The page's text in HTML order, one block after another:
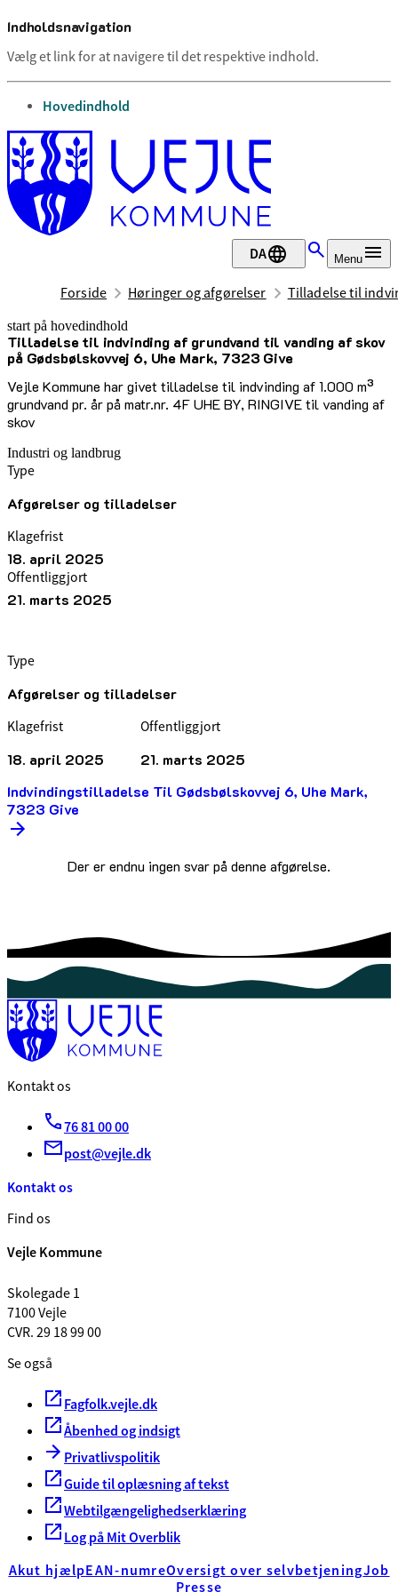
Indholdsnavigation
Vælg et link for at navigere til det respektive indhold.
gå til
Hovedindhold
DA Menu
Forside Høringer og afgørelser Tilladelse til
start på hovedindhold
Tilladelse til indvinding af grundvand til vanding af skov
på Gødsbølskovvej 6, Uhe Mark, 7323 Give
Vejle Kommune har givet tilladelse til indvinding af 1.000 m³
grundvand pr. år på matr.nr. 4F UHE BY, RINGIVE til vanding af
skov
senest opdateret 22. april 2025
Industri og landbrug
Type
Afgørelser og tilladelser
Klagefrist
18. april 2025
Offentliggjort
21. marts 2025
Type
Afgørelser og tilladelser
Klagefrist
18. april 2025
Offentliggjort
21. marts 2025
Indvindingstilladelse Til Gødsbølskovvej 6, Uhe Mark,
7323 Give
Der er endnu ingen svar på denne afgørelse.
Kontakt os
76 81 00 00
post@vejle.dk
Kontakt os
Find os
Vejle Kommune
Skolegade 1
7100 Vejle
CVR. 29 18 99 00
Se også
Fagfolk.vejle.dk
Åbenhed og indsigt
Privatlivspolitik
Guide til oplæsning af tekst
Webtilgængelighedserklæring
Log på Mit Overblik
Akut hjælpEAN-numreOversigt over selvbetjeningJob
Presse